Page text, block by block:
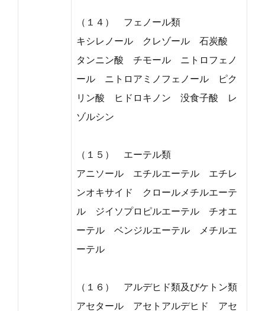
（１４） フェノール類
キシレノール クレゾール 石炭酸
タンニン酸 チモール ニトロフェノ
ール ニトロアミノフェノール ピク
リン酸 ヒドロキノン 没食子酸 レ
ゾルシン
（１５） エーテル類
アニソール エチルエーテル エチレ
ンオキサイド クロールメチルエーテ
ル ジイソプロピルエーテル チオエ
ーテル ベンジルエーテル メチルエ
ーテル
（１６） アルデヒド類及びケトン類
アセタール アセトアルデヒド アセ